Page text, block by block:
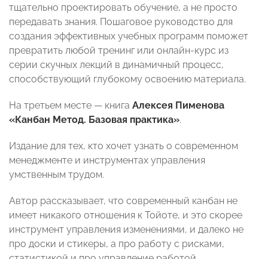
тщательно проектировать обучение, а не просто
передавать знания. Пошаговое руководство для
создания эффективных учебных программ поможет
превратить любой тренинг или онлайн-курс из
серии скучных лекций в динамичный процесс,
способствующий глубокому освоению материала.
На третьем месте — книга Алексея Пименова
«Канбан Метод. Базовая практика».
Издание для тех, кто хочет узнать о современном
менеджменте и инструментах управления
умственным трудом.
Автор рассказывает, что современный канбан не
имеет никакого отношения к Тойоте, и это скорее
инструмент управления изменениями, и далеко не
про доски и стикеры, а про работу с рисками,